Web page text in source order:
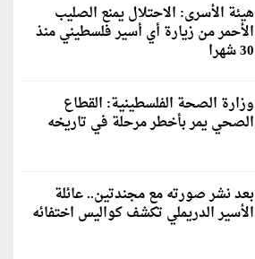
هيئة الأسرى: الاحتلال يمنع الصليب
الأحمر من زيارة أي أسير فلسطيني منذ
30 شهرا
وزارة الصحة الفلسطينية: القطاع
الصحي يمر بأخطر مرحلة في تاريخه
بعد نشر صورته مع مجندتين.. عائلة
الأسير الدريملي تكشف كواليس اختفائه